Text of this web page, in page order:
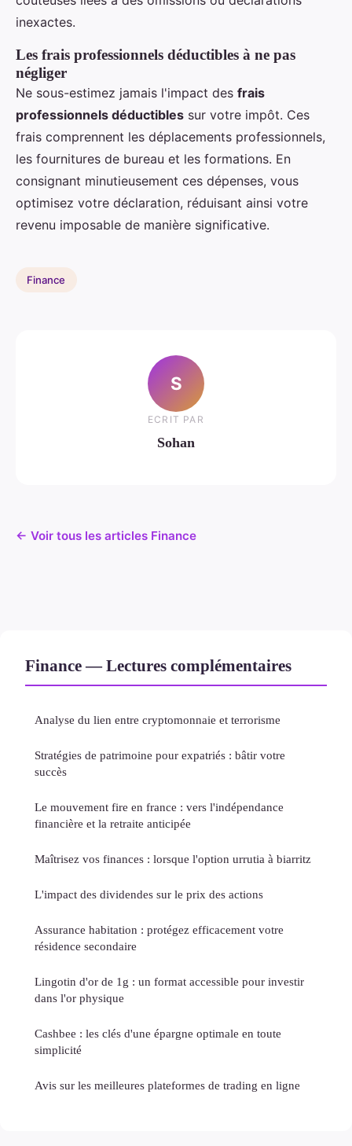
inexactes.
Les frais professionnels déductibles à ne pas
négliger
Ne sous-estimez jamais l'impact des frais
professionnels déductibles sur votre impôt. Ces
frais comprennent les déplacements professionnels,
les fournitures de bureau et les formations. En
consignant minutieusement ces dépenses, vous
optimisez votre déclaration, réduisant ainsi votre
revenu imposable de manière significative.
Finance
S
ECRIT PAR
Sohan
← Voir tous les articles Finance
Finance — Lectures complémentaires
Analyse du lien entre cryptomonnaie et terrorisme
Stratégies de patrimoine pour expatriés : bâtir votre
succès
Le mouvement fire en france : vers l'indépendance
financière et la retraite anticipée
Maîtrisez vos finances : lorsque l'option urrutia à biarritz
L'impact des dividendes sur le prix des actions
Assurance habitation : protégez efficacement votre
résidence secondaire
Lingotin d'or de 1g : un format accessible pour investir
dans l'or physique
Cashbee : les clés d'une épargne optimale en toute
simplicité
Avis sur les meilleures plateformes de trading en ligne